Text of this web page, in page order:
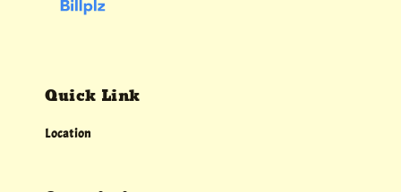
Quick Link
Location